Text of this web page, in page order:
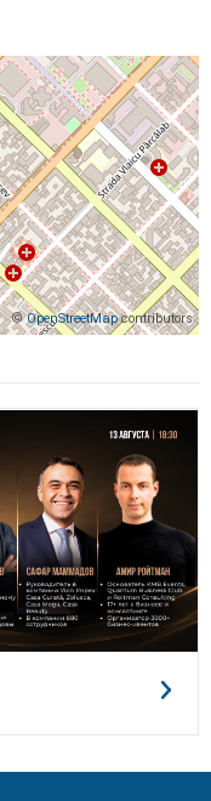
©OpenStreetMapcontributors